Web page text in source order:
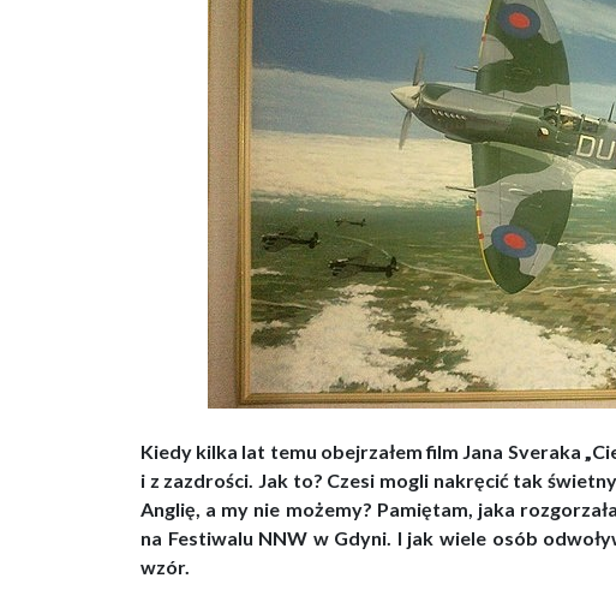
Kiedy kilka lat temu obejrzałem film Jana Sveraka
i z zazdrości. Jak to? Czesi mogli nakręcić tak
Anglię, a my nie możemy? Pamiętam, jaka
na Festiwalu NNW w Gdyni. I jak wiele osób
wzór.